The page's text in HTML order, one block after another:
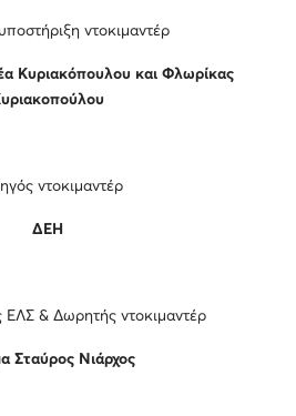
ντοκιμαντέρ
Κυριακόπουλου και Φλωρίκας
ντοκιμαντέρ
ΔΕΗ
& Δωρητής ντοκιμαντέρ
Σταύρος Νιάρχος